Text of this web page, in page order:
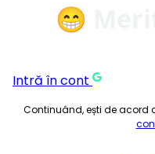
😁
Intră în cont
Continuând, ești de acord